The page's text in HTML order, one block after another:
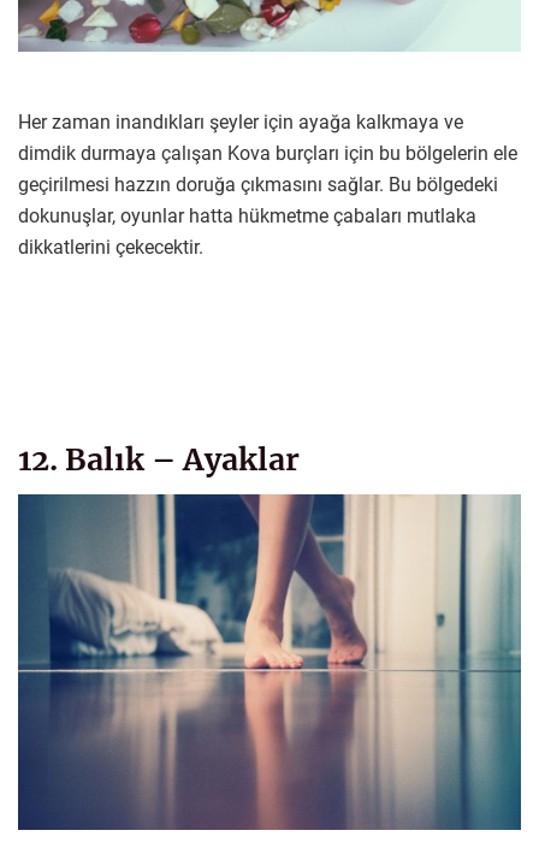
Her zaman inandıkları şeyler için ayağa kalkmaya ve
dimdik durmaya çalışan Kova burçları için bu bölgelerin ele
geçirilmesi hazzın doruğa çıkmasını sağlar. Bu bölgedeki
dokunuşlar, oyunlar hatta hükmetme çabaları mutlaka
dikkatlerini çekecektir.
12. Balık – Ayaklar